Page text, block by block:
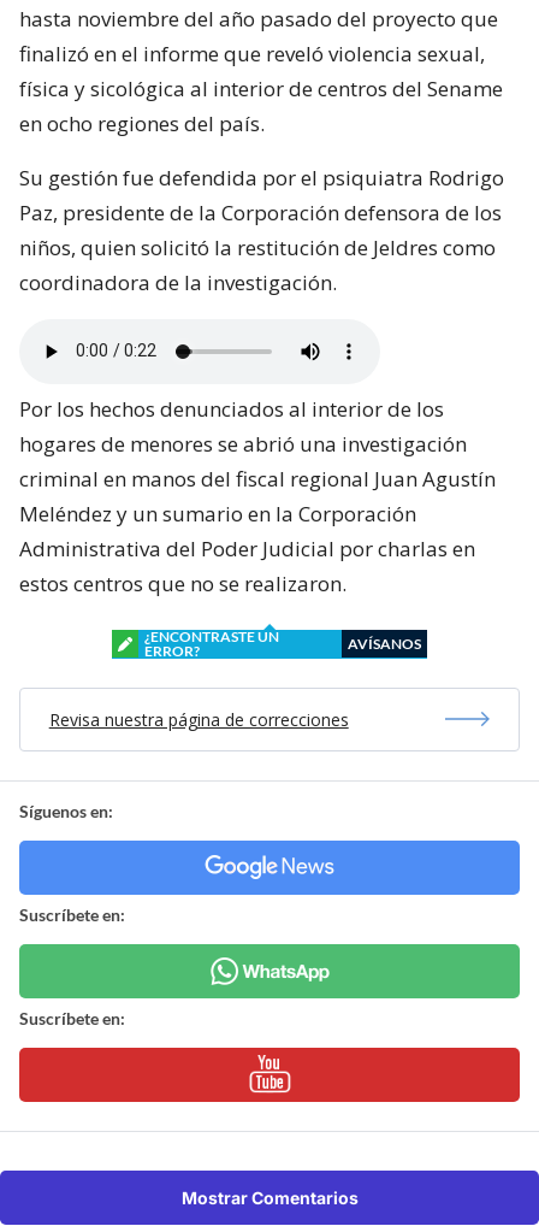
hasta noviembre del año pasado del proyecto que
finalizó en el informe que reveló violencia sexual,
física y sicológica al interior de centros del Sename
en ocho regiones del país.
Su gestión fue defendida por el psiquiatra Rodrigo
Paz, presidente de la Corporación defensora de los
niños, quien solicitó la restitución de Jeldres como
coordinadora de la investigación.
Por los hechos denunciados al interior de los
hogares de menores se abrió una investigación
criminal en manos del fiscal regional Juan Agustín
Meléndez y un sumario en la Corporación
Administrativa del Poder Judicial por charlas en
estos centros que no se realizaron.
¿ENCONTRASTE UN
ERROR?
AVÍSANOS
Revisa nuestra página de correcciones
Síguenos en:
Suscríbete en:
Suscríbete en:
Mostrar Comentarios